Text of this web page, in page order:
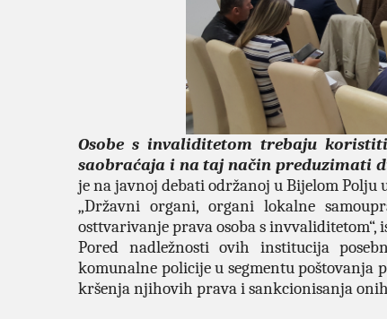
Osobe s invaliditetom trebaju
saobraćaja i na taj način preduzimati
je na javnoj debati održanoj u Bijelom Polju
„Državni organi, organi lokalne
osttvarivanje prava osoba s invvaliditetom“,
Pored nadležnosti ovih institucija
komunalne policije u segmentu poštovanja
kršenja njihovih prava i sankcionisanja